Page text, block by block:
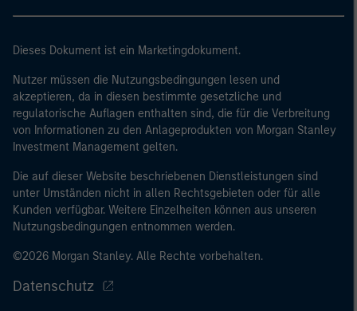
Dieses Dokument ist ein Marketingdokument.
Nutzer müssen die Nutzungsbedingungen lesen und
akzeptieren, da in diesen bestimmte gesetzliche und
regulatorische Auflagen enthalten sind, die für die Verbreitung
von Informationen zu den Anlageprodukten von Morgan Stanley
Investment Management gelten.
Die auf dieser Website beschriebenen Dienstleistungen sind
unter Umständen nicht in allen Rechtsgebieten oder für alle
Kunden verfügbar. Weitere Einzelheiten können aus unseren
Nutzungsbedingungen entnommen werden.
©2026 Morgan Stanley. Alle Rechte vorbehalten.
Datenschutz